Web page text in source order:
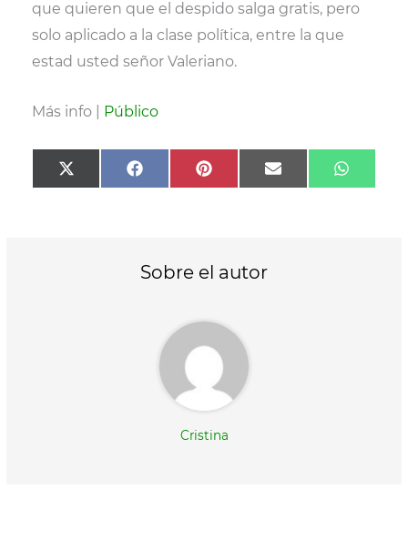
que quieren que el despido salga gratis, pero
solo aplicado a la clase política, entre la que
estad usted señor Valeriano.
Más info | Público
Compartir
en
X
(
Compartir
en
F
a
o
k
Compartir
en
P
i
e
s
Compartir
en
E
m
en
W
h
Sobre el autor
Cristina